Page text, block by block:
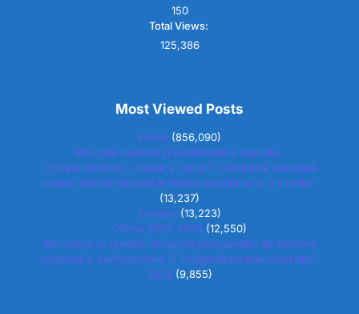
150
Total Views:
125,386
Most Viewed Posts
Home (856,090)
Educația mentală și nutrițională a copilului.
Comportamente – cauze și soluții”, o inițiativă esențială
pentru toți cei implicați în formarea copiilor și a tinerilor.
(13,237)
Contact (13,223)
Oferta 2023-2024 (12,550)
Workshop-ul tematic “Impactul programelor de formare
continuă și perfecționare în învățământul preuniversitar”
2024 (9,855)